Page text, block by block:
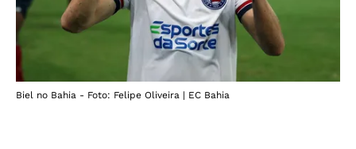
Biel no Bahia - Foto: Felipe Oliveira | EC Bahia